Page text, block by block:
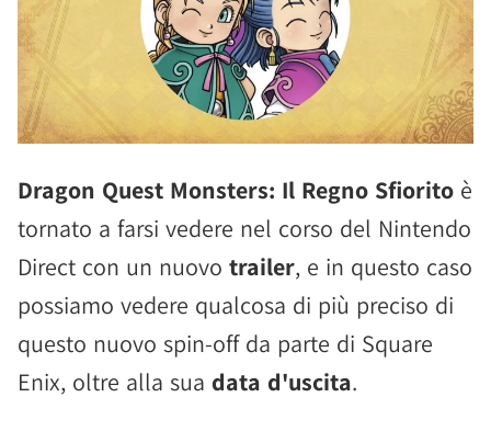
Dragon Quest Monsters: Il Regno Sfiorito è
tornato a farsi vedere nel corso del Nintendo
Direct con un nuovo trailer, e in questo caso
possiamo vedere qualcosa di più preciso di
questo nuovo spin-off da parte di Square
Enix, oltre alla sua data d'uscita.